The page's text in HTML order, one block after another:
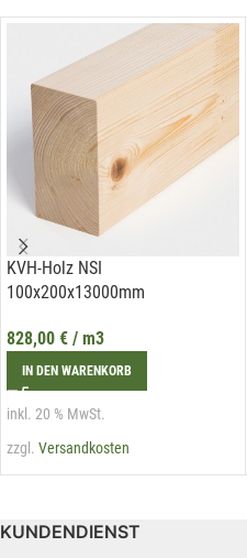
KVH-Holz NSI
100x200x13000mm
828,00 € / m3
IN DEN WARENKORB
inkl. 20 % MwSt.
zzgl. Versandkosten
KUNDENDIENST